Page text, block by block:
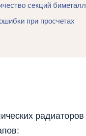
секций
при просчетах